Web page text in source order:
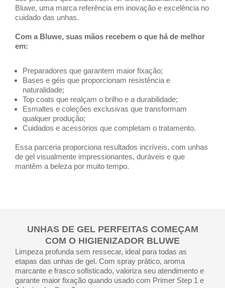
Bluwe, uma marca referência em inovação e excelência no
cuidado das unhas.
Com a Bluwe, suas mãos recebem o que há de melhor
em:
Preparadores que garantem maior fixação;
Bases e géis que proporcionam resistência e
naturalidade;
Top coats que realçam o brilho e a durabilidade;
Esmaltes e coleções exclusivas que transformam
qualquer produção;
Cuidados e acessórios que completam o tratamento.
Essa parceria proporciona resultados incríveis, com unhas
de gel visualmente impressionantes, duráveis e que
mantêm a beleza por muito tempo.
UNHAS DE GEL PERFEITAS COMEÇAM
COM O HIGIENIZADOR BLUWE
Limpeza profunda sem ressecar, ideal para todas as
etapas das unhas de gel. Com spray prático, aroma
marcante e frasco sofisticado, valoriza seu atendimento e
garante maior fixação quando usado com Primer Step 1 e